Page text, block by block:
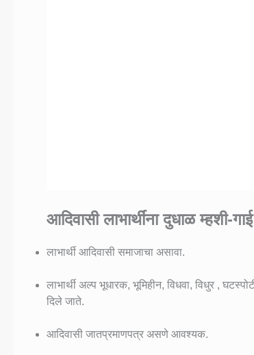
आदिवासी लाभार्थींना दुधाळ म्हशी-
लाभार्थी आदिवासी समाजाचा असावा.
लाभार्थी अल्प भूधारक, भूमिहीन, विधवा, विधुर ,
दिले जाते.
आदिवासी जातप्रमाणपत्र असणे आवश्यक.